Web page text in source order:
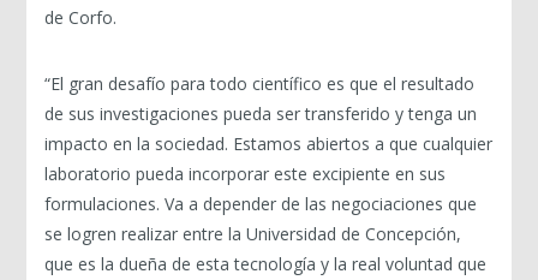
de Corfo.
“El gran desafío para todo científico es que el resultado
de sus investigaciones pueda ser transferido y tenga un
impacto en la sociedad. Estamos abiertos a que cualquier
laboratorio pueda incorporar este excipiente en sus
formulaciones. Va a depender de las negociaciones que
se logren realizar entre la Universidad de Concepción,
que es la dueña de esta tecnología y la real voluntad que